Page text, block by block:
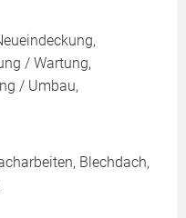
/ Wartung,
/ Umbau,
Blechdach,